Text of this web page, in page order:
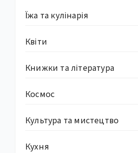
Їжа та кулінарія
Квіти
Книжки та література
Космос
Культура та мистецтво
Кухня